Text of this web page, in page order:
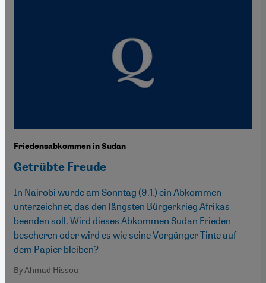
Friedensabkommen in Sudan
Getrübte Freude
In Nairobi wurde am Sonntag (9.1.) ein Abkommen
unterzeichnet, das den längsten Bürgerkrieg Afrikas
beenden soll. Wird dieses Abkommen Sudan Frieden
bescheren oder wird es wie seine Vorgänger Tinte auf
dem Papier bleiben?
By Ahmad Hissou